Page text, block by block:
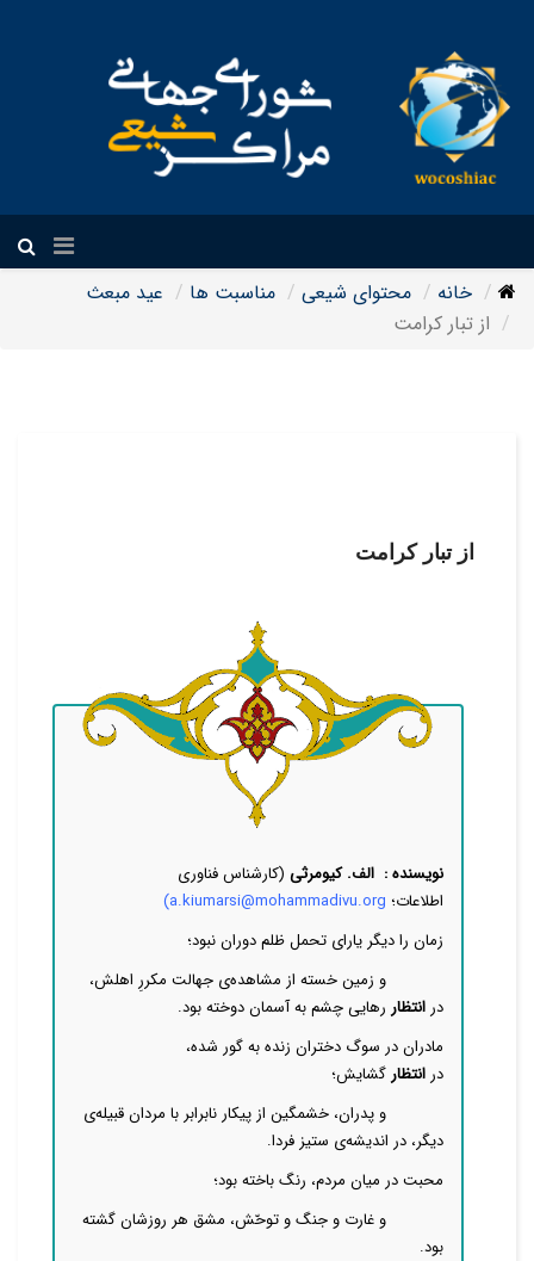
خانه محتوای شیعی مناسبت ها
عید مبعث
از تبار کرامت
از تبار کرامت
نویسنده : الف. کیومرثی (کارشناس فناوری
اطلاعات؛ a.kiumarsi@mohammadivu.org
)
زمان را دیگر یارای تحمل ظلم دوران نبود؛
و زمین خسته از مشاهده‌ی جهالت مکررِ اهلش،
درانتظار رهایی چشم به آسمان دوخته بود.
مادران در سوگ دختران زنده به گور شده،
درانتظارگشایش؛
و پدران، خشمگین از پیکار نابرابر با مردان قبیله‌ی
دیگر، در اندیشه‌ی ستیز فردا.
محبت در میان مردم، رنگ باخته بود؛
و غارت و جنگ و توحّش، مشق هر روزشان گشته
بود.